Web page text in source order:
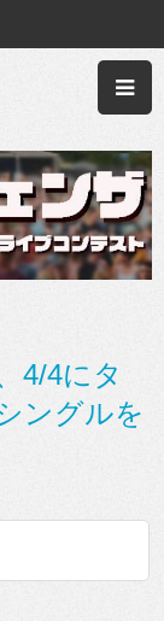
4/4にタ
ングルを